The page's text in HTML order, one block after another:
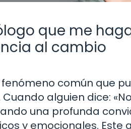
que me
al cambio
común que
alguien dice:
una profunda
y emocionales.